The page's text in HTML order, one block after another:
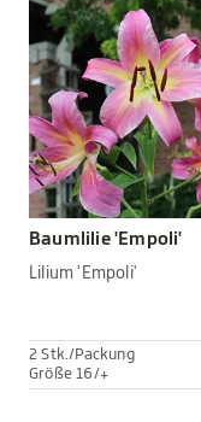
Baumlilie 'Empoli'
Lilium 'Empoli'
2 Stk./Packung
Größe 16/+